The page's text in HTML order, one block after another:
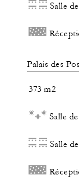
Salle
Palais des
373 m2
Salle
Salle